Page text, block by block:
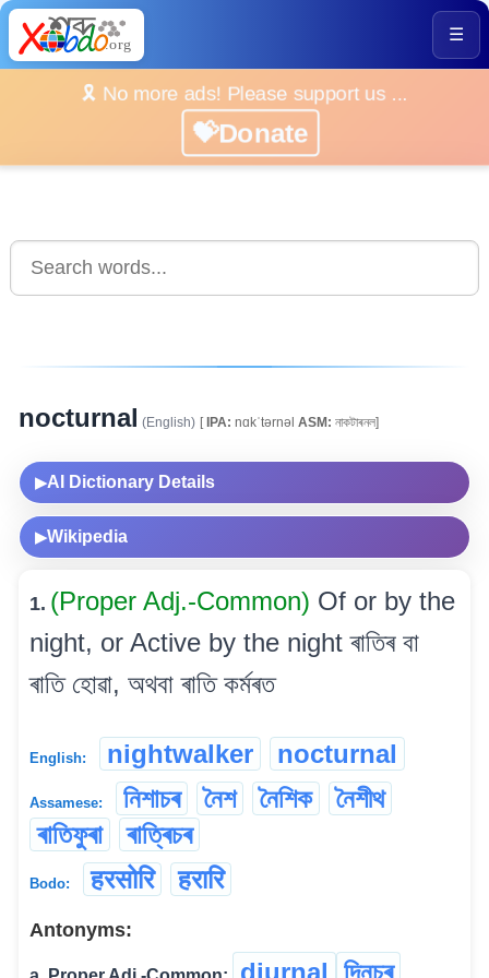
☰
🎗️ No more ads! Please support us ...
💝Donate
nocturnal (English) [IPA: nɑkˈtərnəl ASM: নাকটাৰনল]
▶AI Dictionary Details
▶Wikipedia
1. (Proper Adj.-Common) Of or by the
night, or Active by the night ৰাতিৰ বা
ৰাতি হোৱা, অথবা ৰাতি কৰ্মৰত
English: nightwalker nocturnal
Assamese: নিশাচৰ নৈশ নৈশিক
নৈশীথ
ৰাতিফুৰা
ৰাত্ৰিচৰ
Bodo: हरसोरि हरारि
Antonyms: